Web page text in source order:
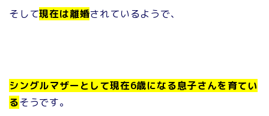
そして現在は離婚されているようで、
シングルマザーとして現在6歳になる息子さんを育てい
るそうです。